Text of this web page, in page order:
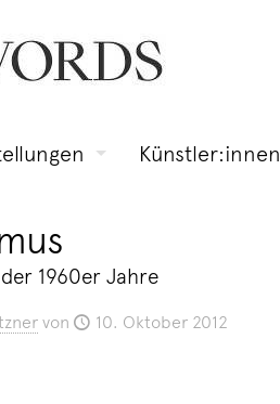
Künstler:innen
1960er Jahre
von 10. Oktober 2012